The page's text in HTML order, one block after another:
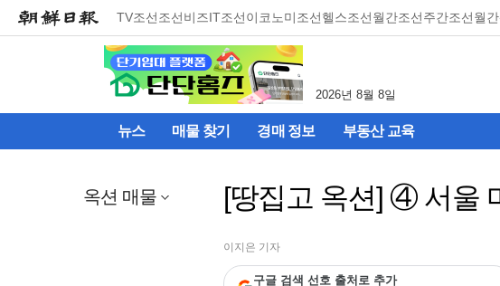
TV조선조선비즈IT조선이코노미조선헬스조선월간조선주간조선월
2026년 8월 8일
뉴스 매물 찾기 경매 정보 부동산 교육
옥션 매물 [땅집고 옥션] ④ 서울
이지은 기자
구글 검색 선호 출처로 추가